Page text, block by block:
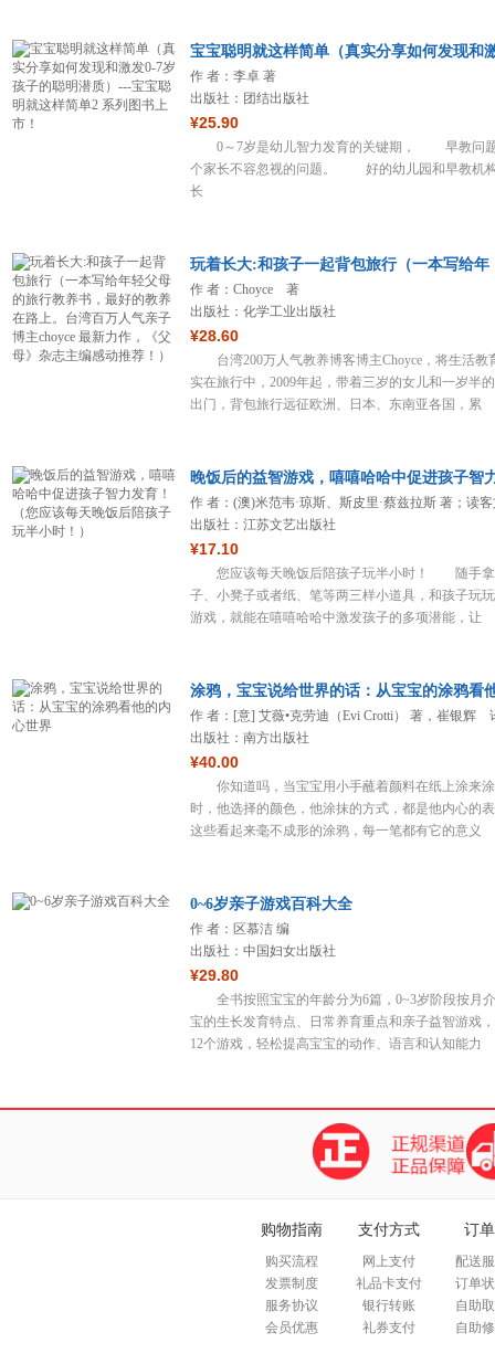
宝宝聪明就这样简单（真实分享如何发现和
作 者：李卓 著
出版社：团结出版社
¥25.90
0～7岁是幼儿智力发育的关键期， 早教问
个家长不容忽视的问题。 好的幼儿园和早教机
长
玩着长大:和孩子一起背包旅行（一本写给年
作 者：Choyce 著
出版社：化学工业出版社
¥28.60
台湾200万人气教养博客博主Choyce，将生活教
实在旅行中，2009年起，带着三岁的女儿和一岁半
出门，背包旅行远征欧洲、日本、东南亚各国，累
晚饭后的益智游戏，嘻嘻哈哈中促进孩子智
作 者：(澳)米范韦·琼斯、斯皮里·蔡兹拉斯 著；读
出品
出版社：江苏文艺出版社
¥17.10
您应该每天晚饭后陪孩子玩半小时！ 随手拿
子、小凳子或者纸、笔等两三样小道具，和孩子玩
游戏，就能在嘻嘻哈哈中激发孩子的多项潜能，让
涂鸦，宝宝说给世界的话：从宝宝的涂鸦看
作 者：[意] 艾薇•克劳迪（Evi Crotti） 著，崔银辉
出版社：南方出版社
¥40.00
你知道吗，当宝宝用小手蘸着颜料在纸上涂来
时，他选择的颜色，他涂抹的方式，都是他内心的
这些看起来毫不成形的涂鸦，每一笔都有它的意义
0~6岁亲子游戏百科大全
作 者：区慕洁 编
出版社：中国妇女出版社
¥29.80
全书按照宝宝的年龄分为6篇，0~3岁阶段按月
宝的生长发育特点、日常养育重点和亲子益智游戏
12个游戏，轻松提高宝宝的动作、语言和认知能力
购物指南
购买流程
发票制度
服务协议
会员优惠
支付方式
网上支付
礼品卡支付
银行转账
礼券支付
订
配送
订单
自助
自助